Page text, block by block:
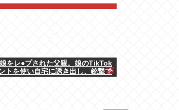
をレ●プされた父親。娘のTikTok
トを使い自宅に誘き出し、銃撃で